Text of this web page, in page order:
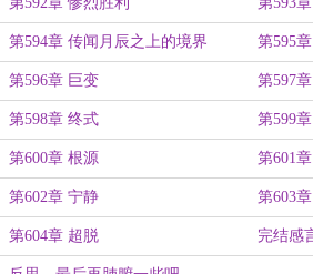
第594章 传闻月辰之上的境界 第595
第596章 巨变 第597
第598章 终式 第599
第600章 根源 第601
第602章 宁静 第603
第604章 超脱 完结感